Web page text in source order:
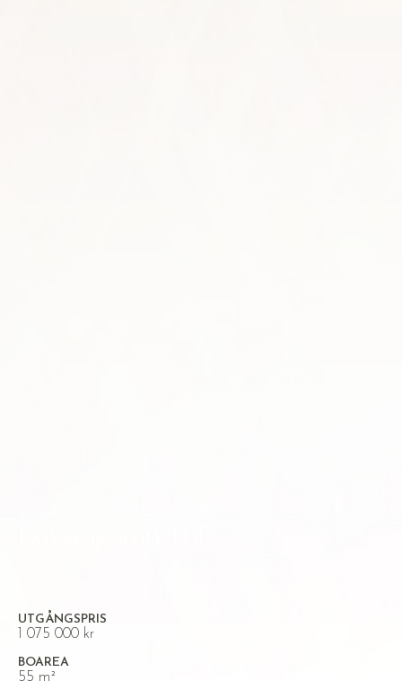
UTGÅNGSPRIS
1 075 000 kr
BOAREA
55 m²